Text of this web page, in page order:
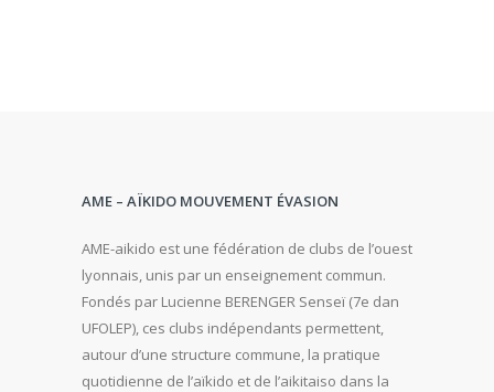
AME – AÏKIDO MOUVEMENT ÉVASION
AME-aikido est une fédération de clubs de l’ouest
lyonnais, unis par un enseignement commun.
Fondés par Lucienne BERENGER Senseï (7e dan
UFOLEP), ces clubs indépendants permettent,
autour d’une structure commune, la pratique
quotidienne de l’aïkido et de l’aikitaiso dans la